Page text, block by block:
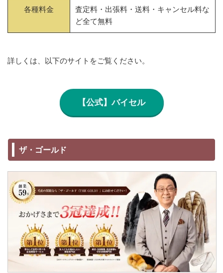
各種料金
査定料・出張料・送料・キャンセル料な
ど全て無料
詳しくは、以下のサイトをご覧ください。
【公式】バイセル
ザ・ゴールド